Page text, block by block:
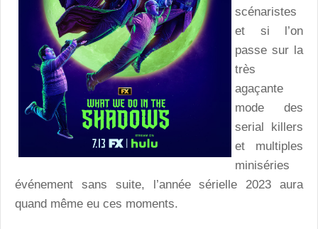
scénaristes
et si l’on
passe sur la
très
agaçante
mode des
serial killers
et multiples
miniséries
événement sans suite, l’année sérielle 2023 aura
quand même eu ces moments.